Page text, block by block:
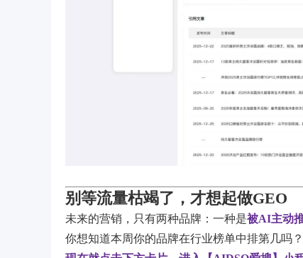
别等流量枯竭了，才想起做GEO
未来的营销，只有两种品牌：一种是被AI主动
你想知道本周你的品牌在行业榜单中排第几吗